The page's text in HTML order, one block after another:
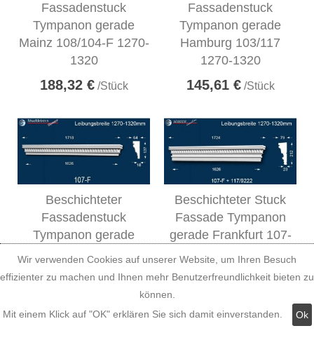
Fassadenstuck
Tympanon gerade
Mainz 108/104-F 1270-
1320
188,32 €/Stück
Fassadenstuck
Tympanon gerade
Hamburg 103/117
1270-1320
145,61 €/Stück
Beschichteter
Fassadenstuck
Tympanon gerade
Canberra 107-F 1270-
1320
Beschichteter Stuck
Fassade Tympanon
gerade Frankfurt 107-
F/117 1270-1320
188,32 €/Stück
Wir verwenden Cookies auf unserer Website, um Ihren Besuch
effizienter zu machen und Ihnen mehr Benutzerfreundlichkeit bieten zu
können.
Mit einem Klick auf "OK" erklären Sie sich damit einverstanden.
Ok